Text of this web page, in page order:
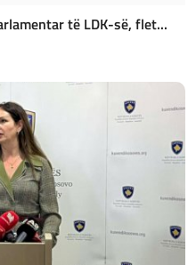
të LDK-së, flet...